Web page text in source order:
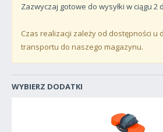
Zazwyczaj gotowe do wysyłki w ciągu 2
Czas realizacji zależy od dostępności u
transportu do naszego magazynu.
WYBIERZ DODATKI